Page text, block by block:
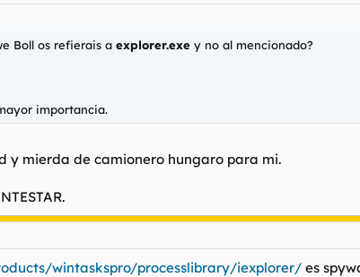
Boll os refierais a explorer.exe y no al mencionado?
importancia.
y mierda de camionero hungaro para mi.
wintaskspro/processlibrary/iexplorer/ es